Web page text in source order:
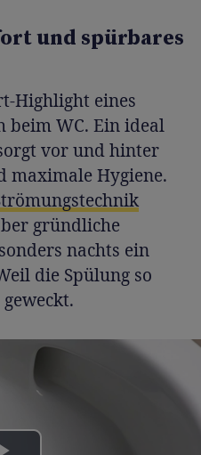
und spürbares
Highlight eines
beim WC. Ein ideal
vor und hinter
maximale Hygiene.
gründliche
nachts ein
die Spülung so